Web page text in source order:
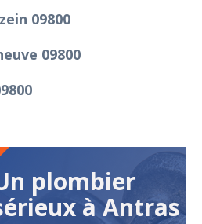
09800
09800
plombier
à Antras